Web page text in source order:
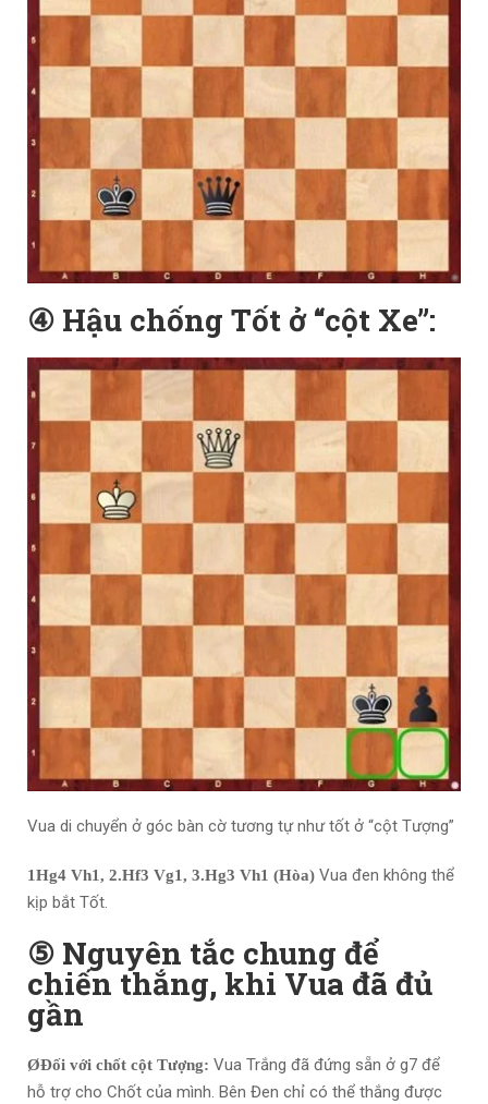
④ Hậu chống Tốt ở “cột Xe”:
Vua di chuyển ở góc bàn cờ tương tự như tốt ở “cột Tượng”
1Hg4 Vh1, 2.Hf3 Vg1, 3.Hg3 Vh1 (Hòa) Vua đen không thể
kịp bắt Tốt.
⑤ Nguyên tắc chung để
chiến thắng, khi Vua đã đủ
gần
ØĐối với chốt cột Tượng: Vua Trắng đã đứng sẵn ở g7 để
hỗ trợ cho Chốt của mình. Bên Đen chỉ có thể thắng được